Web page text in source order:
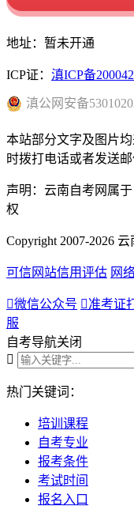
地址：暂未开通
ICP证： 滇ICP备
滇公网安备
本站部分文字及图片
时拨打电话或者发送
声明：云南自考网属
权
Copyright 2007-2026
可信网站信用评估 网
微信公众号 准考证
服
自考导航关闭

热门关键词：
培训课程
自考专业
报考条件
考试时间
报名入口